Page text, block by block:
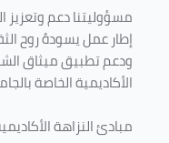
مسؤوليتنا دعم وتعزيز
إطار عمل يسودهُ روح
ودعم تطبيق ميثاق
الأكاديمية الخاصة
مبادئ النزاهة